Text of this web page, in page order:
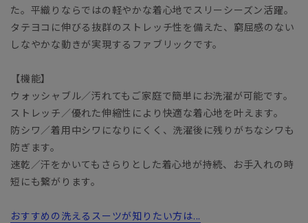
た。平織りならではの軽やかな着心地でスリーシーズン活躍。
タテヨコに伸びる抜群のストレッチ性を備えた、窮屈感のない
しなやかな動きが実現するファブリックです。
【機能】
ウォッシャブル／汚れてもご家庭で簡単にお洗濯が可能です。
ストレッチ／優れた伸縮性により快適な着心地を叶えます。
防シワ／着用中シワになりにくく、洗濯後に残りがちなシワも
防ぎます。
速乾／汗をかいてもさらりとした着心地が持続、お手入れの時
短にも繋がります。
おすすめの洗えるスーツが知りたい方は...